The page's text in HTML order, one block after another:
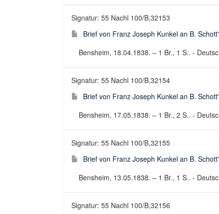
Signatur: 55 Nachl 100/B,32153
Brief von Franz Joseph Kunkel an B.
Bensheim, 18.04.1838. – 1 Br., 1 S.. -
Signatur: 55 Nachl 100/B,32154
Brief von Franz Joseph Kunkel an B.
Bensheim, 17.05.1838. – 1 Br., 2 S.. -
Signatur: 55 Nachl 100/B,32155
Brief von Franz Joseph Kunkel an B.
Bensheim, 13.05.1838. – 1 Br., 1 S.. -
Signatur: 55 Nachl 100/B,32156